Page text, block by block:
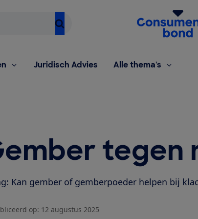
Homepage van
Juridisch Advies Alle thema's
tegen
Kan gember of gemberpoeder helpen bij
op: 12 augustus 2025